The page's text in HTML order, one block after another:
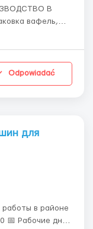
В
Odpowiadać
для
в районе